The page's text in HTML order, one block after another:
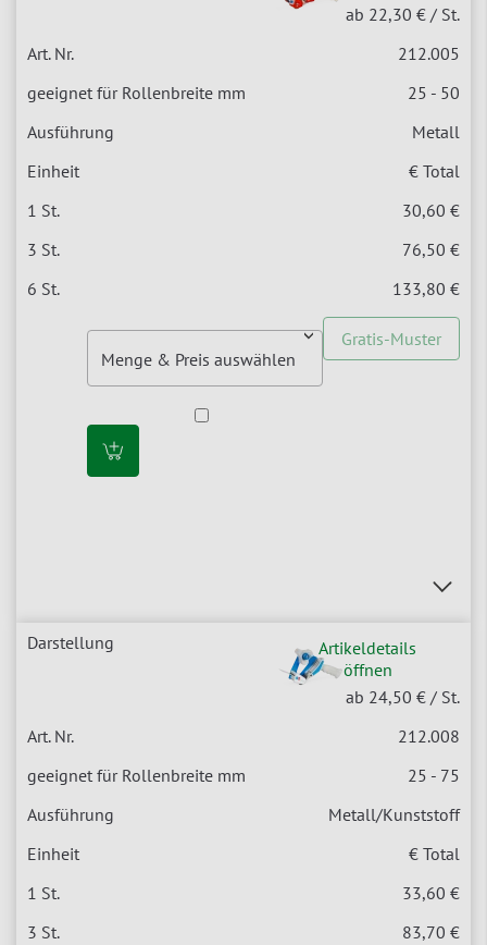
ab 22,30 € / St.
212.005
25 - 50
Metall
€ Total
30,60 €
76,50 €
133,80 €
Gratis-Muster
Artikeldetails
öffnen
ab 24,50 € / St.
212.008
25 - 75
Metall/Kunststoff
€ Total
33,60 €
83,70 €